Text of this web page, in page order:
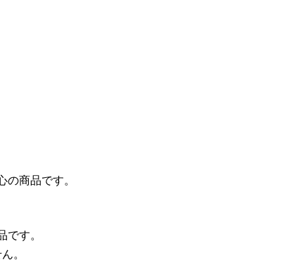
商品です。
す。
。